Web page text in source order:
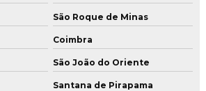
São Roque de Minas
Coimbra
São João do Oriente
Santana de Pirapama